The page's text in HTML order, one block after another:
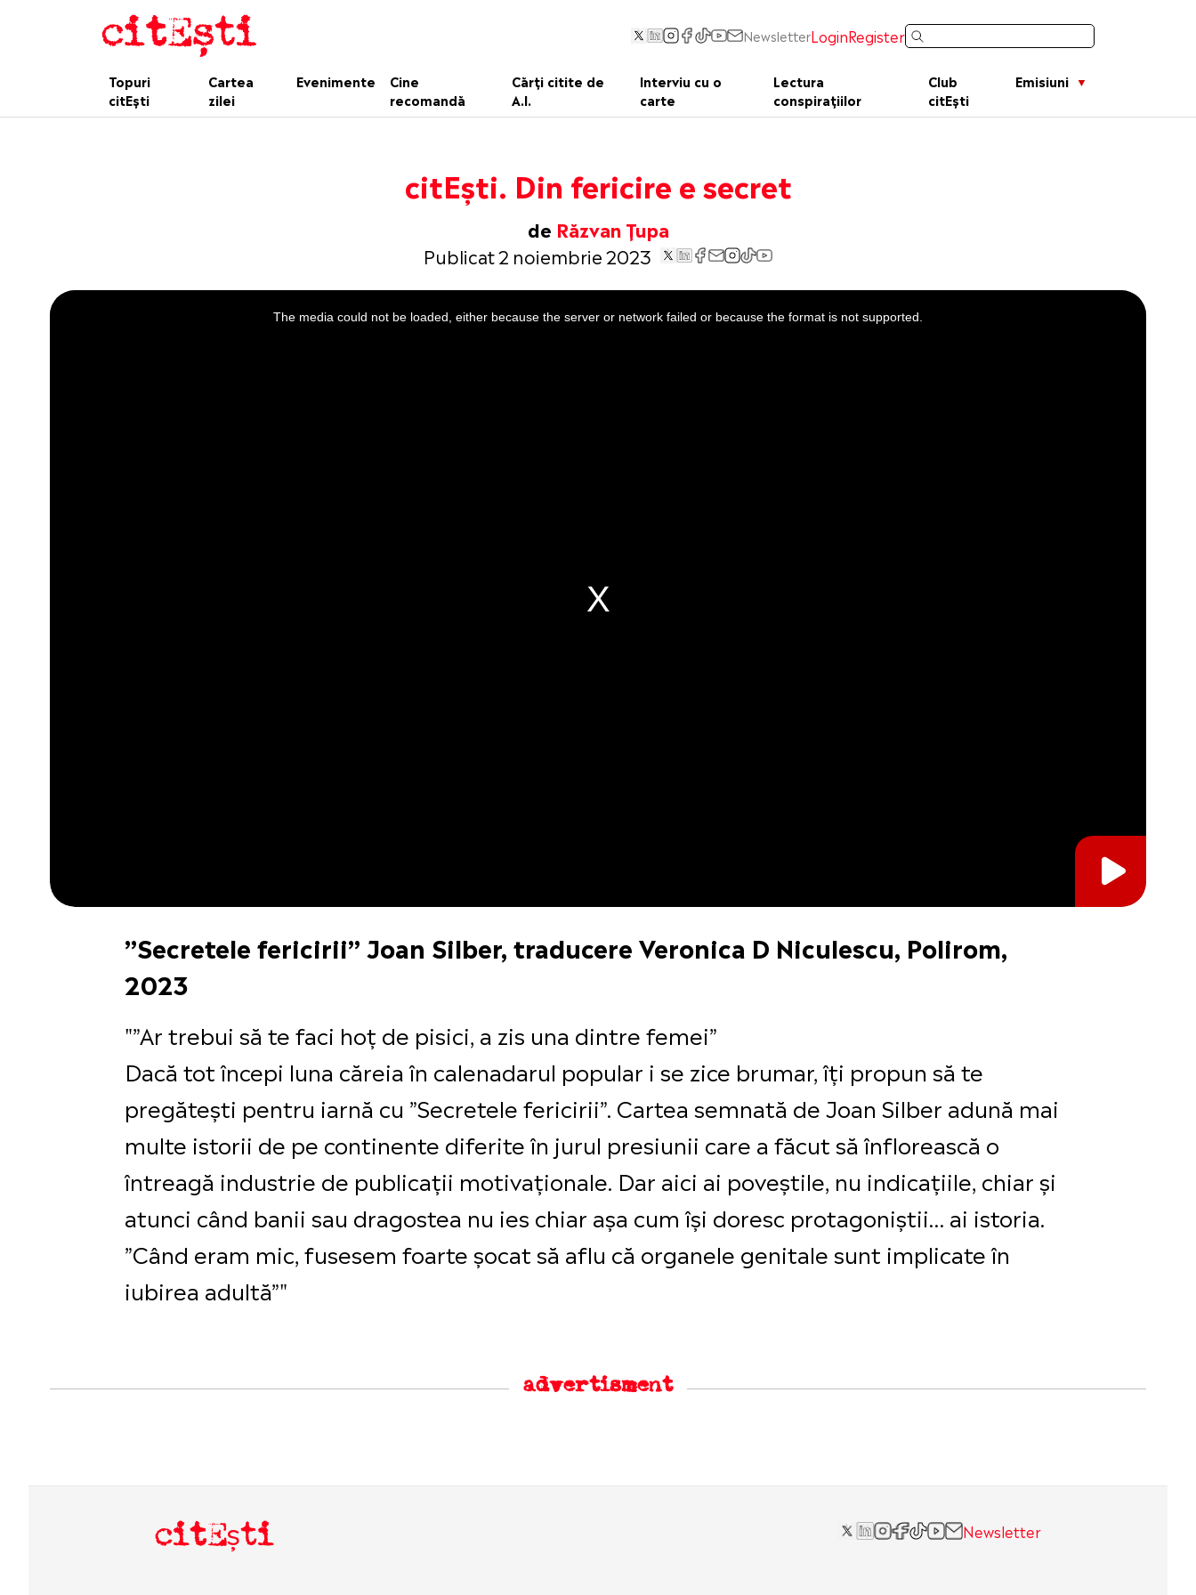
NewsletterLoginRegister
Topuri
citEști
Cartea
zilei
Evenimente
Cine
recomandă
Cărți citite de
A.I.
Interviu cu o
carte
Lectura
conspirațiilor
Club
citEști
Emisiuni
citEști. Din fericire e secret
de Răzvan Țupa
Publicat 2 noiembrie 2023
This
is
a
The media could not be loaded, either because the server or network failed or because the format is not supported.
”Secretele fericirii” Joan Silber, traducere Veronica D Niculescu, Polirom,
2023
"”Ar trebui să te faci hoț de pisici, a zis una dintre femei”
Dacă tot începi luna căreia în calenadarul popular i se zice brumar, îți propun să te
pregătești pentru iarnă cu ”Secretele fericirii”. Cartea semnată de Joan Silber adună mai
multe istorii de pe continente diferite în jurul presiunii care a făcut să înflorească o
întreagă industrie de publicații motivaționale. Dar aici ai poveștile, nu indicațiile, chiar și
atunci când banii sau dragostea nu ies chiar așa cum își doresc protagoniștii… ai istoria.
”Când eram mic, fusesem foarte șocat să aflu că organele genitale sunt implicate în
iubirea adultă”"
advertisment
citEști Newsletter